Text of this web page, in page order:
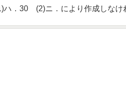
ハ．30 (2)ニ．により作成しな